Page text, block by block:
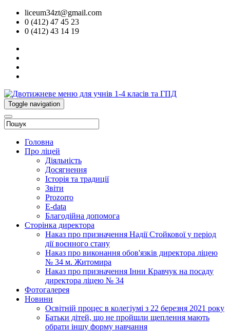
liceum34zt@gmail.com
0 (412) 47 45 23
0 (412) 43 14 19
Toggle navigation
Головна
Про ліцей
Діяльність
Досягнення
Історія та традиції
Звіти
Prozorro
E-data
Благодійна допомога
Сторінка директора
Наказ про призначення Надії Стойкової у період
дії воєнного стану
Наказ про виконання обов'язків директора ліцею
№ 34 м. Житомира
Наказ про призначення Інни Кравчук на посаду
директора ліцею № 34
Фотогалерея
Новини
Освітній процес в колегіумі з 22 березня 2021 року
Батьки дітей, що не пройшли щеплення мають
обрати іншу форму навчання